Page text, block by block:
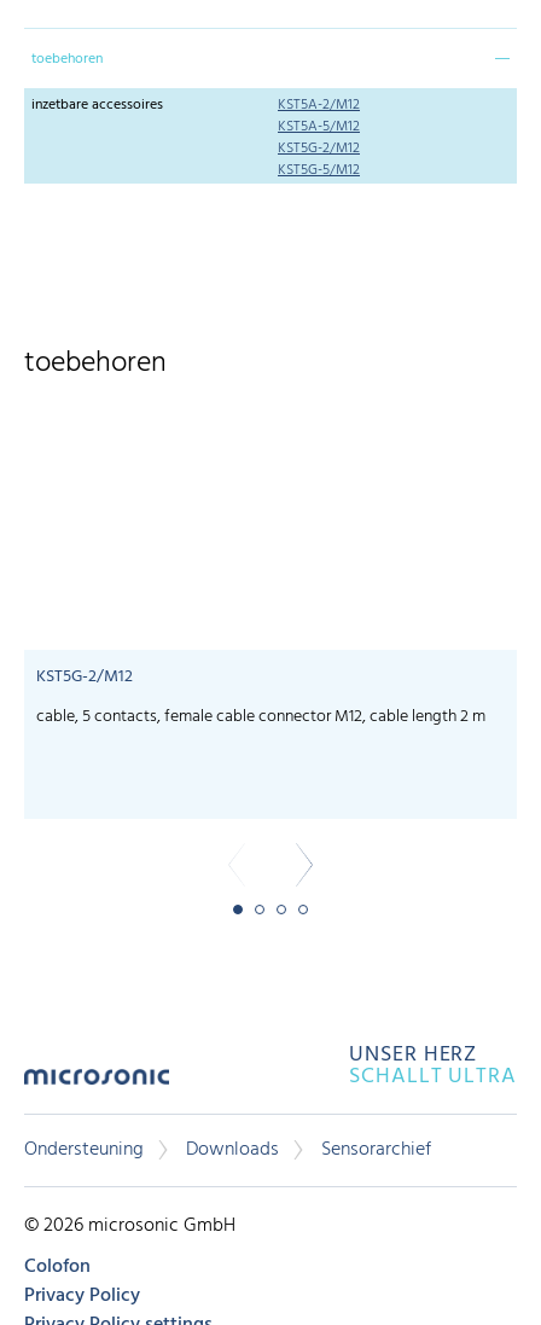
toebehoren
inzetbare accessoires
KST5A-2/M12
KST5A-5/M12
KST5G-2/M12
KST5G-5/M12
toebehoren
KST5G-2/M12
cable, 5 contacts, female cable connector M12, cable length 2 m
UNSER HERZ
SCHALLT ULTRA
Ondersteuning Downloads Sensorarchief
© 2026 microsonic GmbH
Colofon
Privacy Policy